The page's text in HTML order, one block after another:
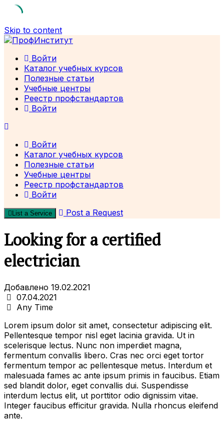
Skip to content
Войти
Каталог учебных курсов
Полезные статьи
Учебные центры
Реестр профстандартов
Войти
Войти
Каталог учебных курсов
Полезные статьи
Учебные центры
Реестр профстандартов
Войти
List a Service Post a Request
Looking for a certified
electrician
Добавлено 19.02.2021
07.04.2021
Any Time
Lorem ipsum dolor sit amet, consectetur adipiscing elit.
Pellentesque tempor nisl eget lacinia gravida. Ut in
scelerisque lectus. Nunc non imperdiet magna,
fermentum convallis libero. Cras nec orci eget tortor
fermentum tempor ac pellentesque metus. Interdum et
malesuada fames ac ante ipsum primis in faucibus. Etiam
sed blandit dolor, eget convallis dui. Suspendisse
interdum lectus elit, ut porttitor odio dignissim vitae.
Integer faucibus efficitur gravida. Nulla rhoncus eleifend
ante.